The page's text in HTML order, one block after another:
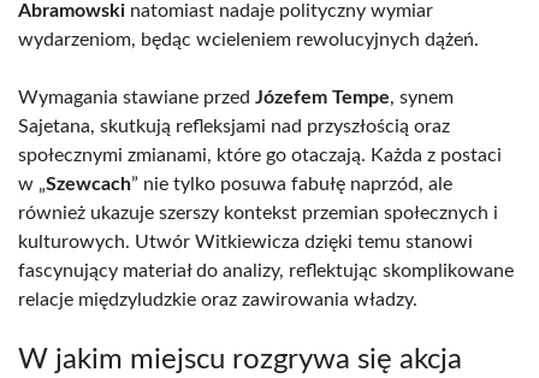
Abramowski natomiast nadaje polityczny wymiar
wydarzeniom, będąc wcieleniem rewolucyjnych dążeń.
Wymagania stawiane przed Józefem Tempe, synem
Sajetana, skutkują refleksjami nad przyszłością oraz
społecznymi zmianami, które go otaczają. Każda z postaci
w „Szewcach” nie tylko posuwa fabułę naprzód, ale
również ukazuje szerszy kontekst przemian społecznych i
kulturowych. Utwór Witkiewicza dzięki temu stanowi
fascynujący materiał do analizy, reflektując skomplikowane
relacje międzyludzkie oraz zawirowania władzy.
W jakim miejscu rozgrywa się akcja